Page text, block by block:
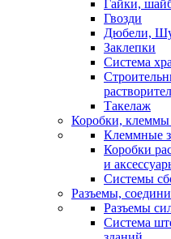
Гайки,
Гвозди
Дюбели,
Заклепки
Система
Такелаж
Коробки,
Клеммные
Коробки
и
Системы
Разъемы,
Разъемы
Система